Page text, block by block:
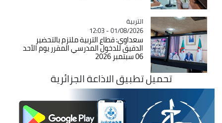
Catégorie
التربية
01/08/2026 - 12:03
سعداوي: قطاع التربية ملتزم بالتحضير
الدقيق للدخول المدرسي المقرر يوم الأحد
06 سبتمبر 2026
تحميل تطبيق الاذاعة الجزائرية